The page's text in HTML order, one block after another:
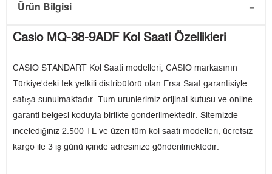
Ürün Bilgisi
Casio MQ-38-9ADF Kol Saati Özellikleri
CASIO STANDART Kol Saati modelleri, CASIO markasının
Türkiye'deki tek yetkili distribütörü olan Ersa Saat garantisiyle
satışa sunulmaktadır. Tüm ürünlerimiz orijinal kutusu ve online
garanti belgesi koduyla birlikte gönderilmektedir. Sitemizde
incelediğiniz 2.500 TL ve üzeri tüm kol saati modelleri, ücretsiz
kargo ile 3 iş günü içinde adresinize gönderilmektedir.